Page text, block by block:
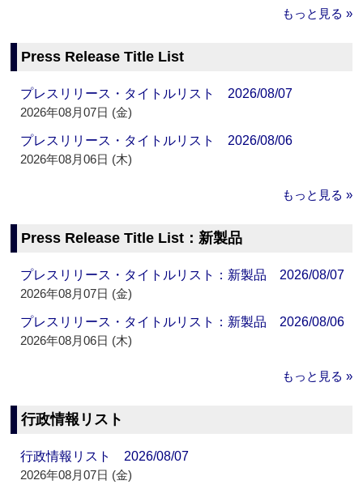
もっと見る »
Press Release Title List
プレスリリース・タイトルリスト 2026/08/07
2026年08月07日 (金)
プレスリリース・タイトルリスト 2026/08/06
2026年08月06日 (木)
もっと見る »
Press Release Title List：新製品
プレスリリース・タイトルリスト：新製品 2026/08/07
2026年08月07日 (金)
プレスリリース・タイトルリスト：新製品 2026/08/06
2026年08月06日 (木)
もっと見る »
行政情報リスト
行政情報リスト 2026/08/07
2026年08月07日 (金)